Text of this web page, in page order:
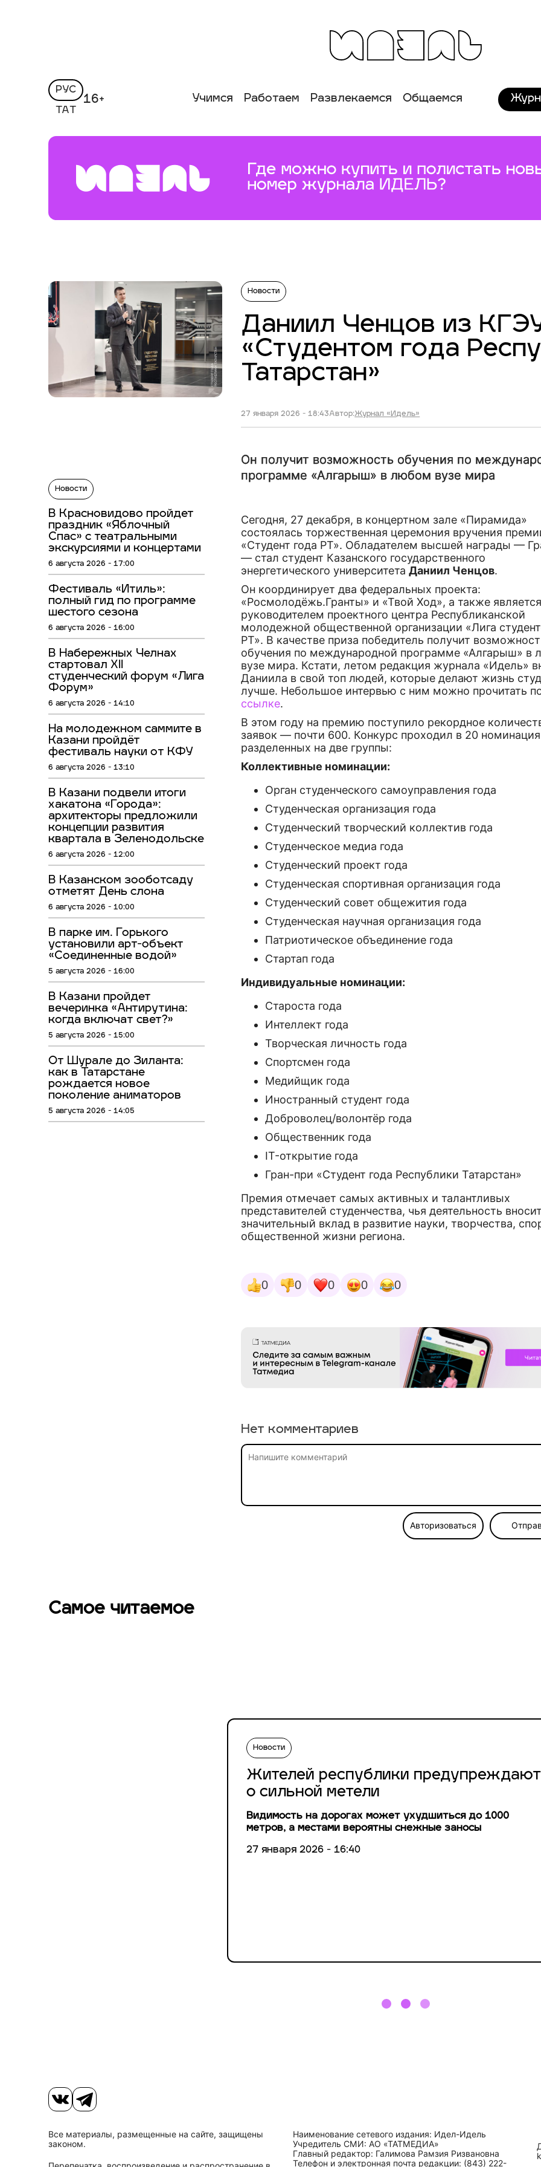
РУС
ТАТ
16+ Учимся Работаем Развлекаемся Общаемся
Новости
В Красновидово пройдет
праздник «Яблочный
Спас» с театральными
экскурсиями и концертами
6 августа 2026 - 17:00
Фестиваль «Итиль»:
полный гид по программе
шестого сезона
6 августа 2026 - 16:00
В Набережных Челнах
стартовал XII
студенческий форум «Лига
Форум»
6 августа 2026 - 14:10
На молодежном саммите в
Казани пройдёт
фестиваль науки от КФУ
6 августа 2026 - 13:10
В Казани подвели итоги
хакатона «Города»:
архитекторы предложили
концепции развития
квартала в Зеленодольске
6 августа 2026 - 12:00
В Казанском зооботсаду
отметят День слона
6 августа 2026 - 10:00
В парке им. Горького
установили арт-объект
«Соединенные водой»
5 августа 2026 - 16:00
В Казани пройдет
вечеринка «Антирутина:
когда включат свет?»
5 августа 2026 - 15:00
От Шурале до Зиланта:
как в Татарстане
рождается новое
поколение аниматоров
5 августа 2026 - 14:05
Новости
Даниил Ченцов из
«Студентом года
Татарстан»
27 января 2026 - 18:43Автор:Журнал «Идель»
Он получит возможность обучения по
программе «Алгарыш» в любом вузе мира
Сегодня, 27 декабря, в концертном зале «Пирамида»
состоялась торжественная церемония вручения
«Студент года РТ». Обладателем высшей награды —
— стал студент Казанского государственного
энергетического университетаДаниил Ченцов.
Он координирует два федеральных проекта:
«Росмолодёжь.Гранты» и «Твой Ход», а также
руководителем проектного центра Республиканской
молодежной общественной организации «Лига
РТ». В качестве приза победитель получит
обучения по международной программе «Алгарыш» в
вузе мира. Кстати, летом редакция журнала «Идель»
Даниила в свой топ людей, которые делают жизнь
лучше. Небольшое интервью с ним можно прочитать
ссылке.
В этом году на премию поступило рекордное
заявок — почти 600. Конкурс проходил в 20
разделенных на две группы:
Коллективные номинации:
Орган студенческого самоуправления года
Студенческая организация года
Студенческий творческий коллектив года
Студенческое медиа года
Студенческий проект года
Студенческая спортивная организация года
Студенческий совет общежития года
Студенческая научная организация года
Патриотическое объединение года
Стартап года
Индивидуальные номинации:
Староста года
Интеллект года
Творческая личность года
Спортсмен года
Медийщик года
Иностранный студент года
Доброволец/волонтёр года
Общественник года
IT-открытие года
Гран-при «Студент года Республики Татарстан»
Премия отмечает самых активных и талантливых
представителей студенчества, чья деятельность
значительный вклад в развитие науки, творчества,
общественной жизни региона.
0 0 0 0 0
Нет комментариев
Авторизоваться
Самое читаемое
Новости
Жителей республики предупреждают
о сильной метели
Видимость на дорогах может ухудшиться до 1000
метров, а местами вероятны снежные заносы
27 января 2026 - 16:40
Все материалы, размещенные на сайте, защищены
законом.
Наименование сетевого издания: Идел-Идель
Учредитель СМИ: АО «ТАТМЕДИА»
Главный редактор: Галимова Рамзия Ризвановна
Телефон и электронная почта редакции: (843) 222-